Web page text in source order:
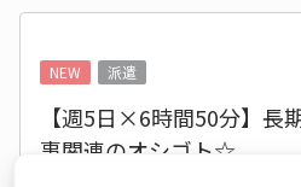
NEW
派遣
【週5日×6時間50分】
事関連のオシゴト☆